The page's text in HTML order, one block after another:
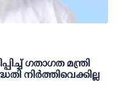
ഗതാഗത മന്ത്രി
നിര്‍ത്തിവെക്കില്ല